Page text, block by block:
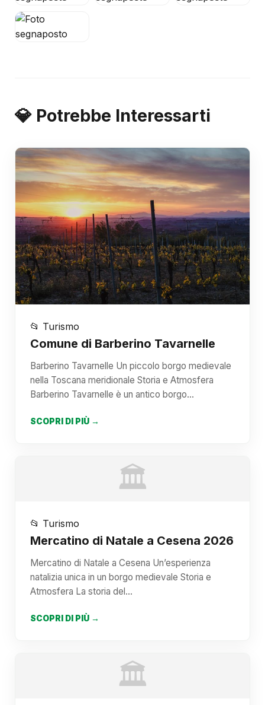
💎 Potrebbe Interessarti
📂 Turismo
Comune di Barberino Tavarnelle
Barberino Tavarnelle Un piccolo borgo medievale
nella Toscana meridionale Storia e Atmosfera
Barberino Tavarnelle è un antico borgo…
SCOPRI DI PIÙ →
🏛️
📂 Turismo
Mercatino di Natale a Cesena 2026
Mercatino di Natale a Cesena Un’esperienza
natalizia unica in un borgo medievale Storia e
Atmosfera La storia del…
SCOPRI DI PIÙ →
🏛️